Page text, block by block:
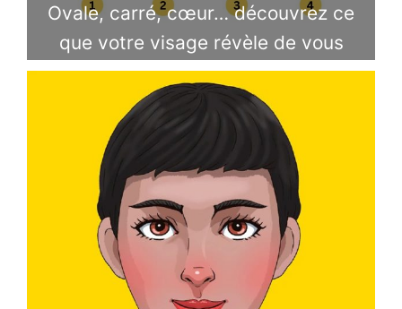
Ovale, carré, cœur… découvrez ce
que votre visage révèle de vous